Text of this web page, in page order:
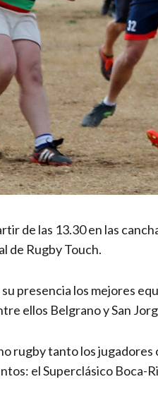
de las 13.30 en las
de Rugby Touch.
presencia los mejores
ellos Belgrano y San
rugby tanto los
el Superclásico Boca-